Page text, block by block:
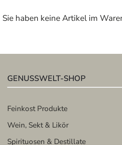
Sie haben keine Artikel im
GENUSSWELT-SHOP
Feinkost Produkte
Wein, Sekt & Likör
Spirituosen & Destillate